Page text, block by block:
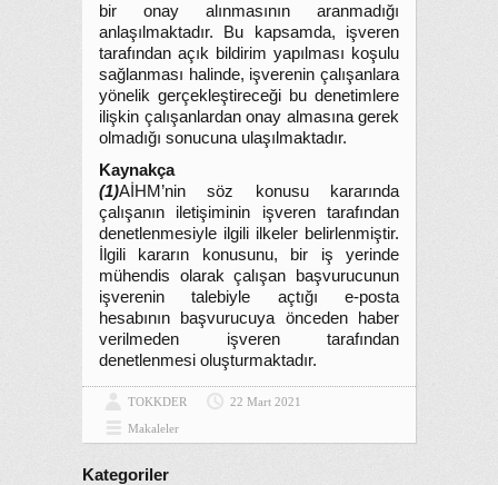
bir onay alınmasının aranmadığı
anlaşılmaktadır. Bu kapsamda, işveren
tarafından açık bildirim yapılması koşulu
sağlanması halinde, işverenin çalışanlara
yönelik gerçekleştireceği bu denetimlere
ilişkin çalışanlardan onay almasına gerek
olmadığı sonucuna ulaşılmaktadır.
Kaynakça
(1)AİHM’nin söz konusu kararında
çalışanın iletişiminin işveren tarafından
denetlenmesiyle ilgili ilkeler belirlenmiştir.
İlgili kararın konusunu, bir iş yerinde
mühendis olarak çalışan başvurucunun
işverenin talebiyle açtığı e-posta
hesabının başvurucuya önceden haber
verilmeden işveren tarafından
denetlenmesi oluşturmaktadır.
TOKKDER
22 Mart 2021
Makaleler
Kategoriler